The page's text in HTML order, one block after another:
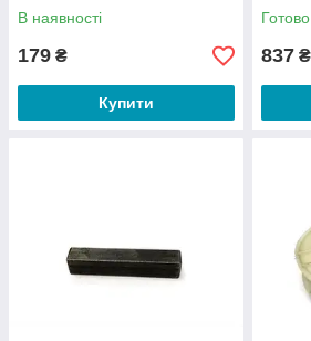
В наявності
179 ₴
Купити
837 ₴